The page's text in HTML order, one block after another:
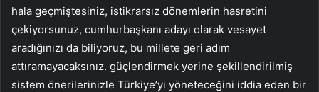
hala geçmiştesiniz, istikrarsız dönemlerin hasretini
çekiyorsunuz, cumhurbaşkanı adayı olarak vesayet
aradığınızı da biliyoruz, bu millete geri adım
attıramayacaksınız. güçlendirmek yerine şekillendirilmiş
sistem önerilerinizle Türkiye’yi yöneteceğini iddia eden bir